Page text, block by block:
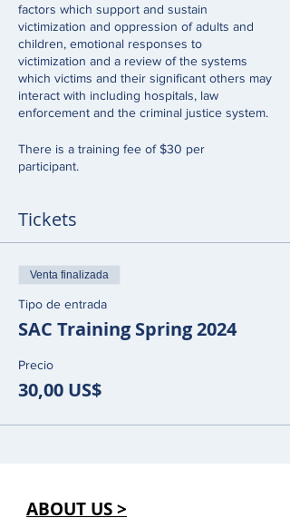
factors which support and sustain
victimization and oppression of adults and
children, emotional responses to
victimization and a review of the systems
which victims and their significant others may
interact with including hospitals, law
enforcement and the criminal justice system.
There is a training fee of $30 per
participant.
Tickets
Venta finalizada
Tipo de entrada
SAC Training Spring 2024
Precio
30,00 US$
ABOUT US >